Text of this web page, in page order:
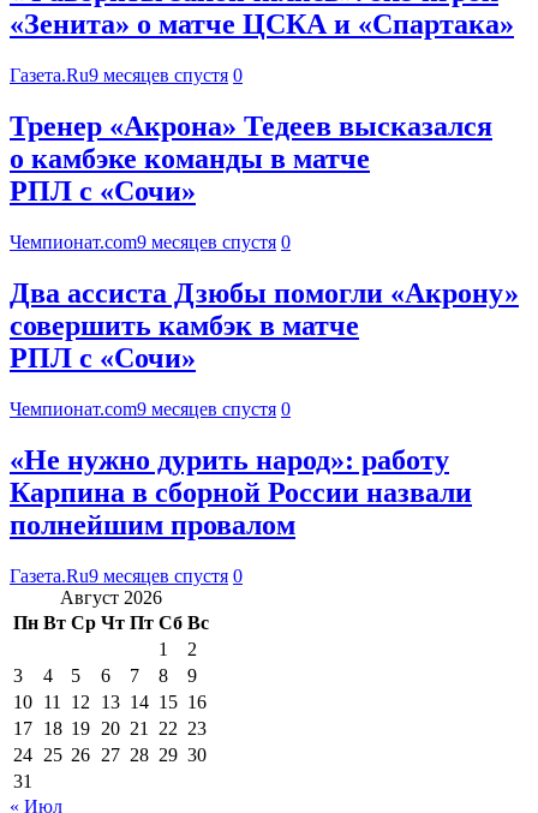
«Зенита» о матче ЦСКА и «Спартака»
Газета.Ru9 месяцев спустя 0
Тренер «Акрона» Тедеев высказался
о камбэке команды в матче
РПЛ с «Сочи»
Чемпионат.com9 месяцев спустя 0
Два ассиста Дзюбы помогли «Акрону»
совершить камбэк в матче
РПЛ с «Сочи»
Чемпионат.com9 месяцев спустя 0
«Не нужно дурить народ»: работу
Карпина в сборной России назвали
полнейшим провалом
Газета.Ru9 месяцев спустя 0
Август 2026
Пн Вт Ср Чт Пт Сб Вс
1
2
3
4 5 6 7 8
9
10 11 12 13 14 15 16
17 18 19 20 21 22 23
24 25 26 27 28 29 30
31
« Июл